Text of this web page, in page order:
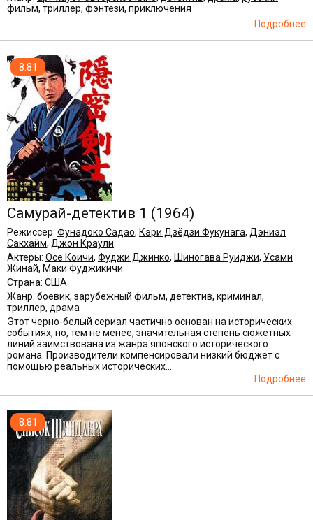
фильм, триллер, фэнтези, приключения
Подробнее
8.81
Самурай-детектив 1 (1964)
Режиссер: Фунадоко Садао, Кэри Дзёдзи Фукунага, Дэниэл
Сакхайм, Джон Краули
Актеры: Осе Коичи, Фуджи Джинко, Шиногава Руиджи, Усами
Жинай, Маки Фуджикичи
Страна: США
Жанр: боевик, зарубежный фильм, детектив, криминал,
триллер, драма
Этот черно-белый сериал частично основан на исторических
событиях, но, тем не менее, значительная степень сюжетных
линий заимствована из жанра японского исторического
романа. Производители компенсировали низкий бюджет с
помощью реальных исторических...
Подробнее
8.81